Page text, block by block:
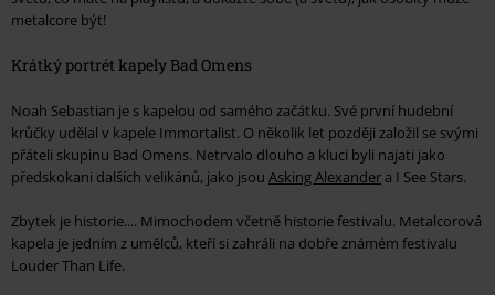
metalcore být!
Krátký portrét kapely Bad Omens
Noah Sebastian je s kapelou od samého začátku. Své první hudební
krůčky udělal v kapele Immortalist. O několik let později založil se svými
přáteli skupinu Bad Omens. Netrvalo dlouho a kluci byli najati jako
předskokani dalších velikánů, jako jsou Asking Alexander a I See Stars.
Zbytek je historie.... Mimochodem včetně historie festivalu. Metalcorová
kapela je jedním z umělců, kteří si zahráli na dobře známém festivalu
Louder Than Life.